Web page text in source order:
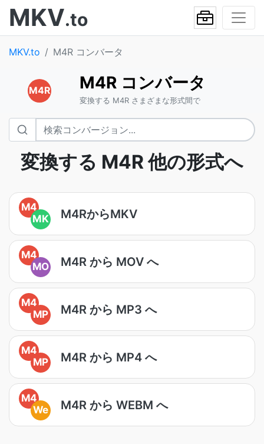
MKV.to
MKV.to M4R コンバータ
M4R M4R コンバータ
変換する M4R さまざまな形式間で
変換する M4R 他の形式へ
M4
MK
M4RからMKV
M4
MO
M4R から MOV へ
M4
MP
M4R から MP3 へ
M4
MP
M4R から MP4 へ
M4
We
M4R から WEBM へ